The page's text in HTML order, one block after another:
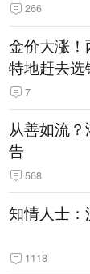
266
金价大涨
特地赶去选
起来可以保
7
从善如流
告
568
知情人士
1118